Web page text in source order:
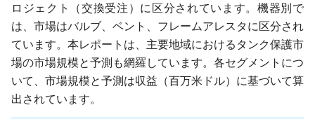
ロジェクト（交換受注）に区分されています。機器別で
は、市場はバルブ、ベント、フレームアレスタに区分され
ています。本レポートは、主要地域におけるタンク保護市
場の市場規模と予測も網羅しています。各セグメントにつ
いて、市場規模と予測は収益（百万米ドル）に基づいて算
出されています。